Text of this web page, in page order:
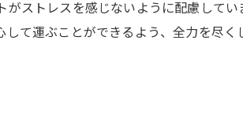
ストレスを感じないように配慮して
て運ぶことができるよう、全力を尽